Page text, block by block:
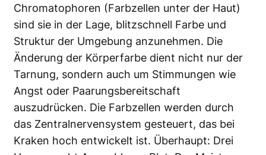
Chromatophoren (Farbzellen unter der Haut)
sind sie in der Lage, blitzschnell Farbe und
Struktur der Umgebung anzunehmen. Die
Änderung der Körperfarbe dient nicht nur der
Tarnung, sondern auch um Stimmungen wie
Angst oder Paarungsbereitschaft
auszudrücken. Die Farbzellen werden durch
das Zentralnervensystem gesteuert, das bei
Kraken hoch entwickelt ist. Überhaupt: Drei